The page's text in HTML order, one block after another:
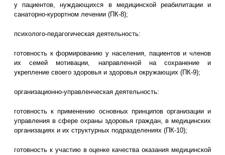
у пациентов, нуждающихся в медицинской реабилитации и
санаторно-курортном лечении (ПК-8);
психолого-педагогическая деятельность:
готовность к формированию у населения, пациентов и членов
их семей мотивации, направленной на сохранение и
укрепление своего здоровья и здоровья окружающих (ПК-9);
организационно-управленческая деятельность:
готовность к применению основных принципов организации и
управления в сфере охраны здоровья граждан, в медицинских
организациях и их структурных подразделениях (ПК-10);
готовность к участию в оценке качества оказания медицинской